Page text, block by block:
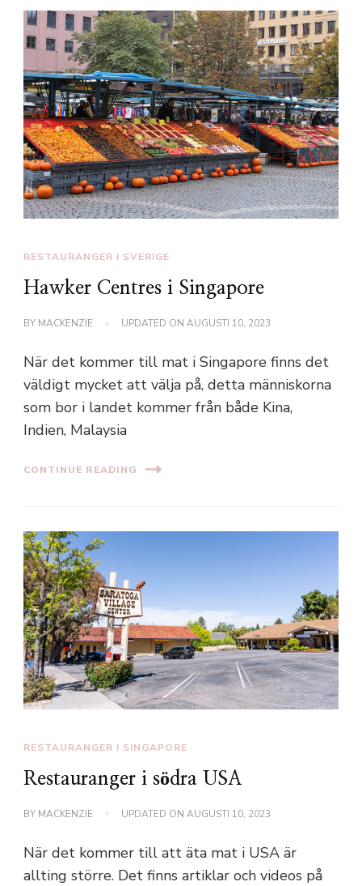
RESTAURANGER I SVERIGE
Hawker Centres i Singapore
BY MACKENZIE UPDATED ON AUGUSTI 10, 2023
När det kommer till mat i Singapore finns det
väldigt mycket att välja på, detta människorna
som bor i landet kommer från både Kina,
Indien, Malaysia
CONTINUE READING
RESTAURANGER I SINGAPORE
Restauranger i södra USA
BY MACKENZIE UPDATED ON AUGUSTI 10, 2023
När det kommer till att äta mat i USA är
allting större. Det finns artiklar och videos på